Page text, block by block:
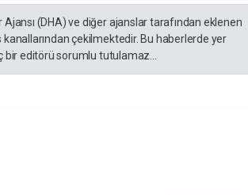
(DHA) ve diğer ajanslar tarafından eklenen
çekilmektedir. Bu haberlerde yer
bir editörü sorumlu tutulamaz...